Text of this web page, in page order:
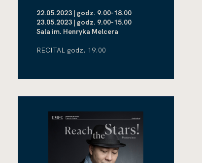
22.05.2023 | godz. 9.00-18.00
23.05.2023 | godz. 9.00-15.00
Sala im. Henryka Melcera
RECITAL godz. 19.00